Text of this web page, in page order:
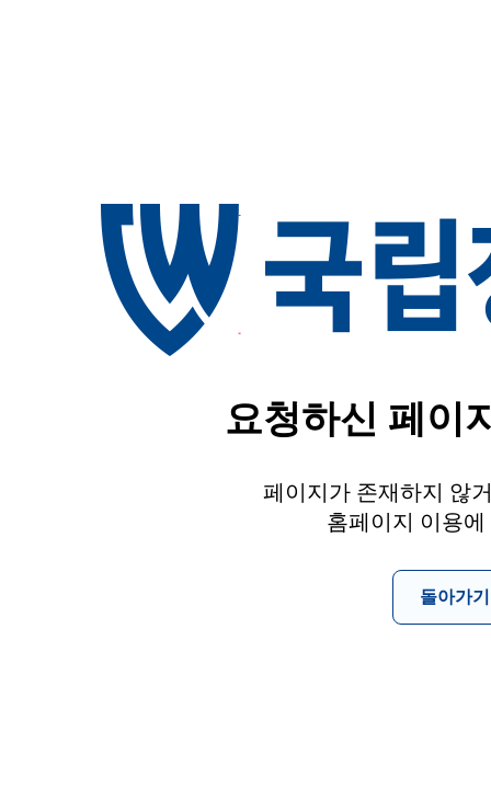
요청하신 페이
페이지가 존재하지 않
홈페이지 이용
돌아가기